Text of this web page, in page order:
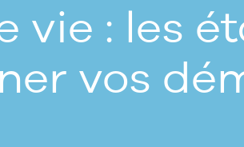
vie : les
vos